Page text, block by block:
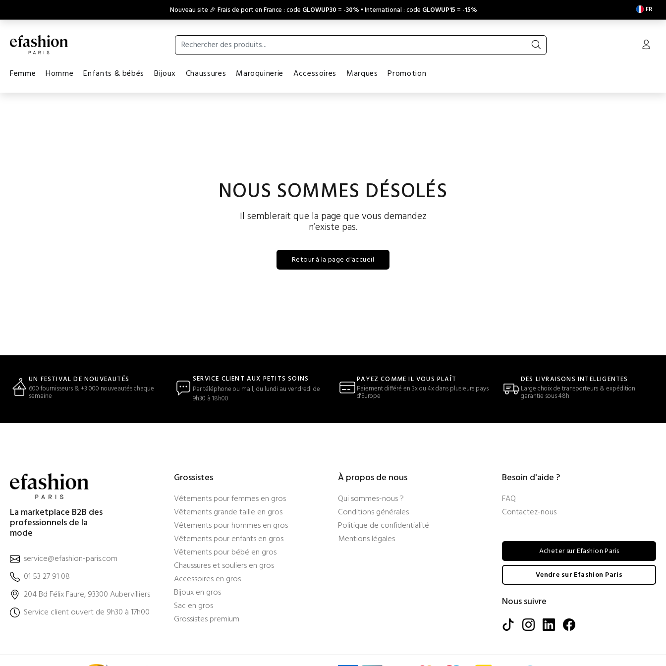
Nouveau site 🎉 Frais de port en France : code GLOWUP30 = -30% • International : code GLOWUP15 = -15% FR
Femme Homme Enfants & bébés Bijoux Chaussures Maroquinerie Accessoires Marques Promotion
NOUS SOMMES DÉSOLÉS
Il semblerait que la page que vous demandez
n’existe pas.
Retour à la page d'accueil
UN FESTIVAL DE NOUVEAUTÉS
600 fournisseurs & +3 000 nouveautés chaque
semaine
SERVICE CLIENT AUX PETITS SOINS
Par téléphone ou mail, du lundi au vendredi de
9h30 à 18h00
PAYEZ COMME IL VOUS PLAÎT
Paiement différé en 3x ou 4x dans plusieurs pays
d'Europe
DES LIVRAISONS INTELLIGENTES
Large choix de transporteurs & expédition
garantie sous 48h
La marketplace B2B des
professionnels de la
mode
service@efashion-paris.com
01 53 27 91 08
204 Bd Félix Faure, 93300 Aubervilliers
Service client ouvert de 9h30 à 17h00
Grossistes
Vêtements pour femmes en gros
Vêtements grande taille en gros
Vêtements pour hommes en gros
Vêtements pour enfants en gros
Vêtements pour bébé en gros
Chaussures et souliers en gros
Accessoires en gros
Bijoux en gros
Sac en gros
Grossistes premium
À propos de nous
Qui sommes-nous ?
Conditions générales
Politique de confidentialité
Mentions légales
Besoin d'aide ?
FAQ
Contactez-nous
Acheter sur Efashion Paris
Vendre sur Efashion Paris
Nous suivre